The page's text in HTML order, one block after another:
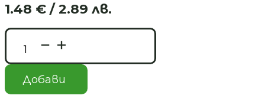
Original
price
was:
3.07 €
/
6.00 лв..
1.48 € / 2.89 лв.
Текущата
цена
1.48 €
/
2.89 лв..
количество
за
Tечен
алкохолен
оцветител/Alcohol
INK-
Добави